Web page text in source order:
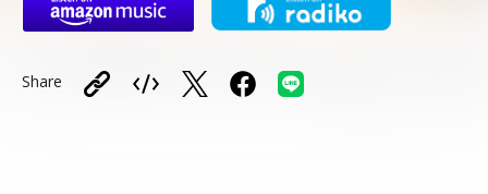
Share